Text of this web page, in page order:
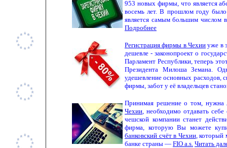
953 новых фирмы, что является
восемь лет. В прошлом году
является самым большим числом
Подробнее
Регистрация фирмы в Чехии уже в
дешевле - законопроект о
Парламент Республики, теперь
Президента Милоша Земана.
удешевление основных расходов,
фирмы, забот у её владельцев
Принимая решение о том,
Чехии , необходимо отдавать
чешской компании станет
фирма, которую Вы можете
банковский счёт в Чехии, который
банке страны — FIO a.s. Читать